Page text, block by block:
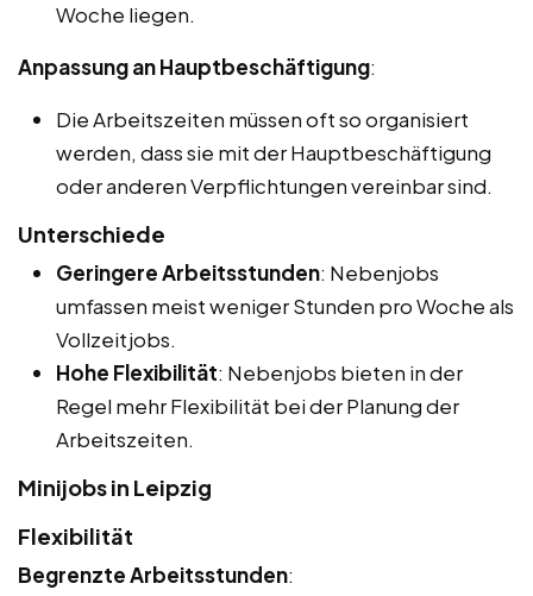
Woche liegen.
Anpassung an Hauptbeschäftigung:
Die Arbeitszeiten müssen oft so organisiert
werden, dass sie mit der Hauptbeschäftigung
oder anderen Verpflichtungen vereinbar sind.
Unterschiede
Geringere Arbeitsstunden: Nebenjobs
umfassen meist weniger Stunden pro Woche als
Vollzeitjobs.
Hohe Flexibilität: Nebenjobs bieten in der
Regel mehr Flexibilität bei der Planung der
Arbeitszeiten.
Minijobs in Leipzig
Flexibilität
Begrenzte Arbeitsstunden: